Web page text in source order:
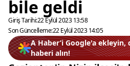
bile geldi
Giriş Tarihi:22 Eylül 2023 13:58
Son Güncelleme:22 Eylül 2023 14:05
A Haber’i Google'a
haberi alın!